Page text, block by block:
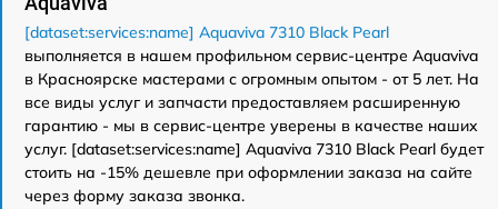
[dataset:services:name] Aquaviva 7310 Black Pearl
выполняется в нашем профильном сервис-центре Aquaviva
в Красноярске мастерами с огромным опытом - от 5 лет. На
все виды услуг и запчасти предоставляем расширенную
гарантию - мы в сервис-центре уверены в качестве наших
услуг. [dataset:services:name] Aquaviva 7310 Black Pearl будет
стоить на -15% дешевле при оформлении заказа на сайте
через форму заказа звонка.